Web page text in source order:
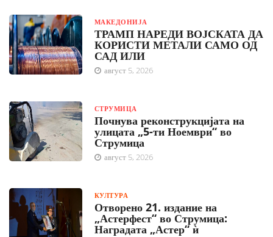
МАКЕДОНИЈА
ТРАМП НАРЕДИ ВОЈСКАТА ДА
КОРИСТИ МЕТАЛИ САМО ОД
САД ИЛИ
август 5, 2026
СТРУМИЦА
Почнува реконструкцијата на
улицата „5-ти Ноември“ во
Струмица
август 5, 2026
КУЛТУРА
Отворено 21. издание на
„Астерфест“ во Струмица:
Наградата „Астер“ ѝ